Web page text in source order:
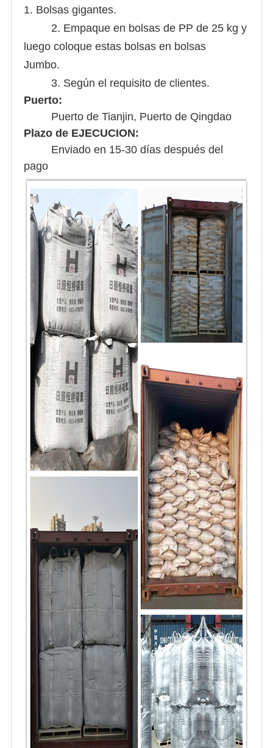
1. Bolsas gigantes.
2. Empaque en bolsas de PP de 25 kg y
luego coloque estas bolsas en bolsas
Jumbo.
3. Según el requisito de clientes.
Puerto:
Puerto de Tianjin, Puerto de Qingdao
Plazo de EJECUCION:
Enviado en 15-30 días después del
pago